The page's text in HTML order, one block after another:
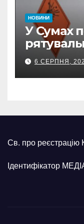
НОВИНИ
У Сумах
500-
росіян
6 СЕРПНЯ,
Св. про
Ідентифікатор